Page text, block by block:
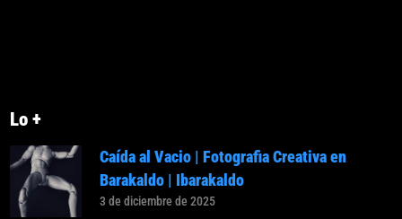
Lo +
Caída al Vacio | Fotografia Creativa en
Barakaldo | Ibarakaldo
3 de diciembre de 2025